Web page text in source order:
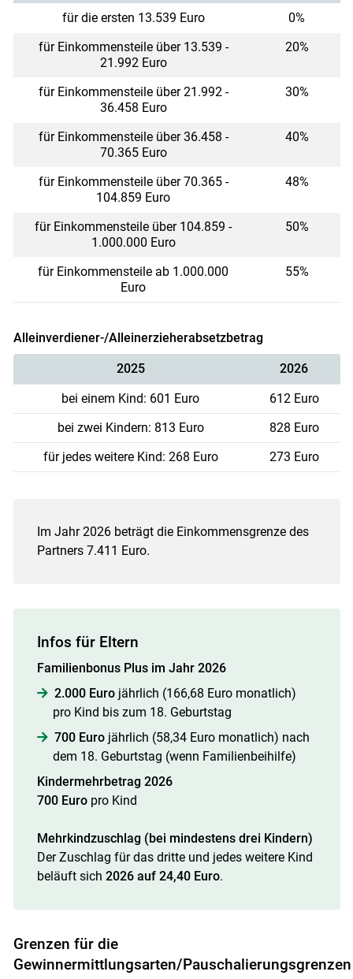
Skip to main content
für die ersten 13.539 Euro
0%
für Einkommensteile über 13.539 -
21.992 Euro
20%
für Einkommensteile über 21.992 -
36.458 Euro
30%
für Einkommensteile über 36.458 -
70.365 Euro
40%
für Einkommensteile über 70.365 -
104.859 Euro
48%
für Einkommensteile über 104.859 -
1.000.000 Euro
50%
für Einkommensteile ab 1.000.000
Euro
55%
Alleinverdiener-/Alleinerzieherabsetzbetrag
2025
2026
bei einem Kind: 601 Euro
612 Euro
bei zwei Kindern: 813 Euro
828 Euro
für jedes weitere Kind: 268 Euro
273 Euro
Im Jahr 2026 beträgt die Einkommensgrenze des
Partners 7.411 Euro.
Infos für Eltern
Familienbonus Plus im Jahr 2026
2.000 Eurojährlich (166,68 Euro monatlich)
pro Kind bis zum 18. Geburtstag
700 Eurojährlich (58,34 Euro monatlich) nach
dem 18. Geburtstag (wenn Familienbeihilfe)
Kindermehrbetrag 2026
700 Europro Kind
Mehrkindzuschlag (bei mindestens drei Kindern)
Der Zuschlag für das dritte und jedes weitere Kind
beläuft sich 2026 auf 24,40 Euro.
Grenzen für die
Gewinnermittlungsarten/Pauschalierungsgrenzen